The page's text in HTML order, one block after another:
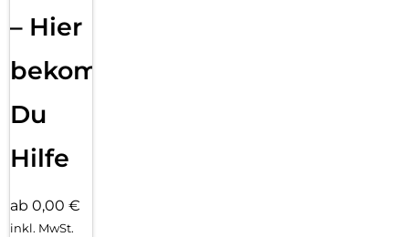
– Hier
bekommst
Du
Hilfe
ab 0,00 €
inkl. MwSt.